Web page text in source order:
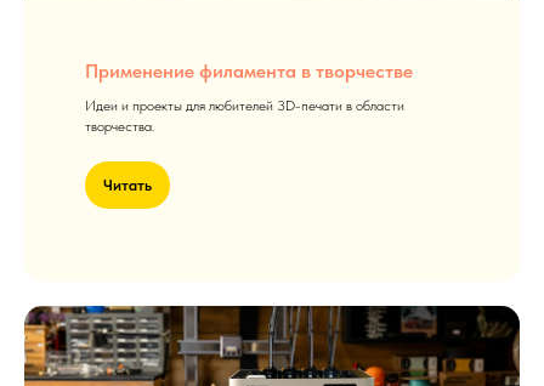
Применение филамента в творчестве
Идеи и проекты для любителей 3D-печати в области
творчества.
Читать